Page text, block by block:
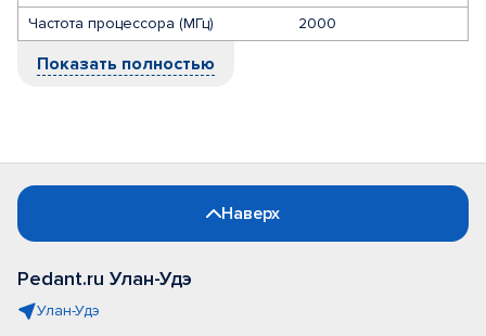
Частота процессора (МГц)
2000
Показать полностью
Наверх
Pedant.ru Улан-Удэ
Улан-Удэ